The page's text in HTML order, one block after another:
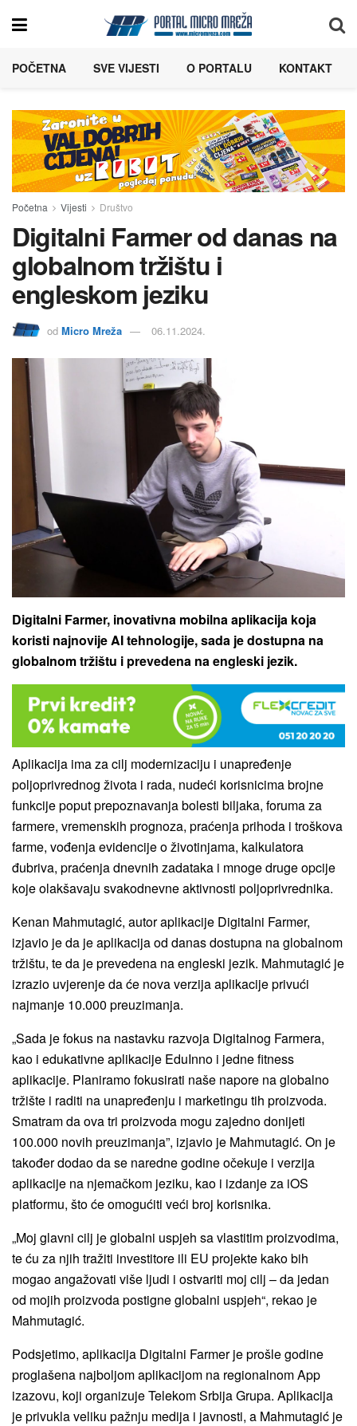
POČETNA SVE VIJESTI O PORTALU KONTAKT
Početna Vijesti Društvo
Digitalni Farmer od danas na
globalnom tržištu i
engleskom jeziku
od Micro Mreža 06.11.2024.
Digitalni Farmer, inovativna mobilna aplikacija koja
koristi najnovije AI tehnologije, sada je dostupna na
globalnom tržištu i prevedena na engleski jezik.
Aplikacija ima za cilj modernizaciju i unapređenje
poljoprivrednog života i rada, nudeći korisnicima brojne
funkcije poput prepoznavanja bolesti biljaka, foruma za
farmere, vremenskih prognoza, praćenja prihoda i troškova
farme, vođenja evidencije o životinjama, kalkulatora
đubriva, praćenja dnevnih zadataka i mnoge druge opcije
koje olakšavaju svakodnevne aktivnosti poljoprivrednika.
Kenan Mahmutagić, autor aplikacije Digitalni Farmer,
izjavio je da je aplikacija od danas dostupna na globalnom
tržištu, te da je prevedena na engleski jezik. Mahmutagić je
izrazio uvjerenje da će nova verzija aplikacije privući
najmanje 10.000 preuzimanja.
„Sada je fokus na nastavku razvoja Digitalnog Farmera,
kao i edukativne aplikacije EduInno i jedne fitness
aplikacije. Planiramo fokusirati naše napore na globalno
tržište i raditi na unapređenju i marketingu tih proizvoda.
Smatram da ova tri proizvoda mogu zajedno donijeti
100.000 novih preuzimanja”, izjavio je Mahmutagić. On je
također dodao da se naredne godine očekuje i verzija
aplikacije na njemačkom jeziku, kao i izdanje za iOS
platformu, što će omogućiti veći broj korisnika.
„Moj glavni cilj je globalni uspjeh sa vlastitim proizvodima,
te ću za njih tražiti investitore ili EU projekte kako bih
mogao angažovati više ljudi i ostvariti moj cilj – da jedan
od mojih proizvoda postigne globalni uspjeh“, rekao je
Mahmutagić.
Podsjetimo, aplikacija Digitalni Farmer je prošle godine
proglašena najboljom aplikacijom na regionalnom App
izazovu, koji organizuje Telekom Srbija Grupa. Aplikacija
je privukla veliku pažnju medija i javnosti, a Mahmutagić je